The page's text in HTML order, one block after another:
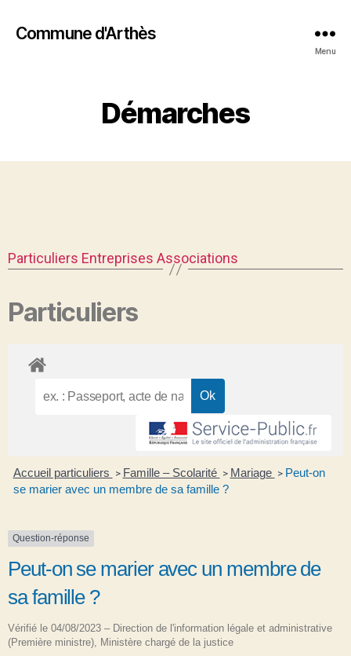
Commune d'Arthès
Menu
Démarches
Particuliers Entreprises Associations
Particuliers
Accueil particuliers > Famille – Scolarité > Mariage > Peut-on
se marier avec un membre de sa famille ?
Question-réponse
Peut-on se marier avec un membre de
sa famille ?
Vérifié le 04/08/2023 – Direction de l'information légale et administrative
(Première ministre), Ministère chargé de la justice